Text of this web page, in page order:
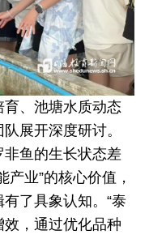
、池塘水质动态
展开深度研讨。
鱼的生长状态差
业”的核心价值，
了具象认知。“泰
，通过优化品种